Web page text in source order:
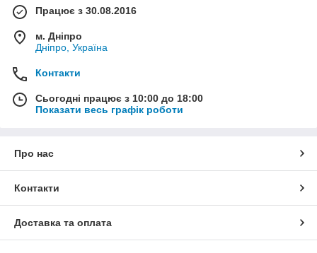
Працює з 30.08.2016
м. Дніпро
Дніпро, Україна
Контакти
Сьогодні працює з 10:00 до 18:00
Показати весь графік роботи
Про нас
Контакти
Доставка та оплата